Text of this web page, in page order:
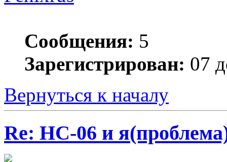
Сообщения: 5
Зарегистрирован: 07
Вернуться к началу
Re: HC-06 и